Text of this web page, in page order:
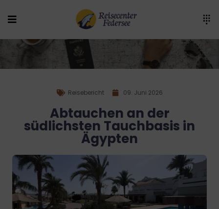
Reisebericht 09. Juni 2026
Abtauchen an der
südlichsten Tauchbasis in
Ägypten